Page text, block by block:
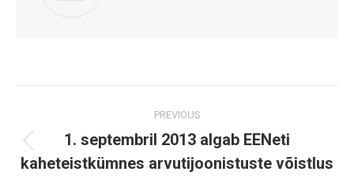
navigation
PREVIOUS
Previous
post:
1. septembril 2013 algab EENeti
kaheteistkümnes arvutijoonistuste võistlus